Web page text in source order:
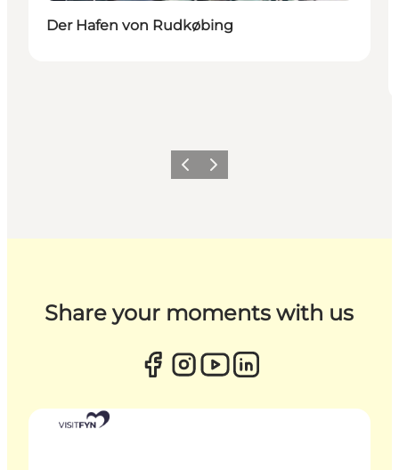
Der Hafen von Rudkøbing
ZurückWeiter
Share your moments with us